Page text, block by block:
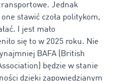
Jednak
stawić czoła politykom,
I jest mało
się to w 2025 roku. Nie
BAFA (British
będzie w stanie
dzięki zapowiedzianym